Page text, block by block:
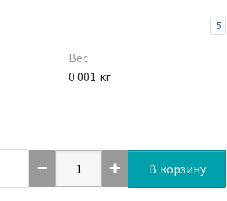
5
Вес
0.001 кг
В корзину